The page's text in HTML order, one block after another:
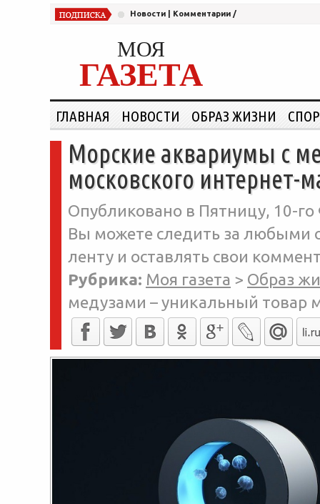
Новости Комментарии /
МОЯ
ГАЗЕТА
ГЛАВНАЯ НОВОСТИ ОБРАЗ ЖИЗНИ
Морские аквариумы с
московского интернет-
Опубликовано в Пятницу, 10-
Вы можете следить за любыми
ленту и оставлять свои
Рубрика: Моя газета > Образ
медузами – уникальный товар